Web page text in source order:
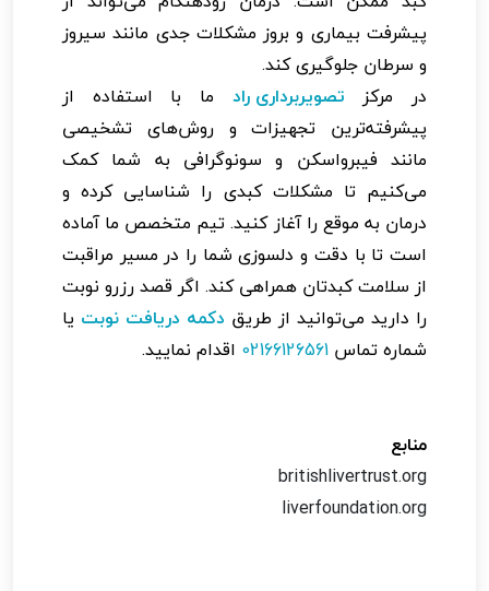
پیشرفت بیماری و بروز مشکلات جدی مانند سیروز
و سرطان جلوگیری کند.
در مرکز تصویربرداری راد ما با استفاده از
پیشرفته‌ترین تجهیزات و روش‌های تشخیصی
مانند فیبرواسکن و سونوگرافی به شما کمک
می‌کنیم تا مشکلات کبدی را شناسایی کرده و
درمان به موقع را آغاز کنید. تیم متخصص ما آماده
است تا با دقت و دلسوزی شما را در مسیر مراقبت
از سلامت کبدتان همراهی کند. اگر قصد رزرو نوبت
را دارید می‌توانید از طریق دکمه دریافت نوبت یا
شماره تماس 02166126561 اقدام نمایید.
منابع
britishlivertrust.org
liverfoundation.org